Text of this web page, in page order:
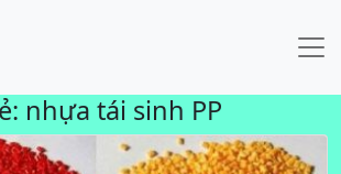
nhựa tái sinh PP